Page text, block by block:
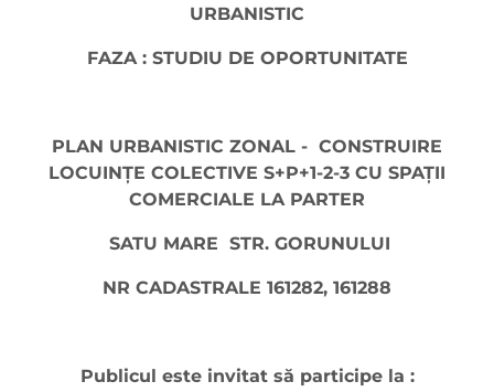
URBANISTIC
FAZA : STUDIU DE OPORTUNITATE
PLAN URBANISTIC ZONAL - CONSTRUIRE
LOCUINȚE COLECTIVE S+P+1-2-3 CU SPAȚII
COMERCIALE LA PARTER
SATU MARE STR. GORUNULUI
NR CADASTRALE 161282, 161288
Publicul este invitat să participe la :